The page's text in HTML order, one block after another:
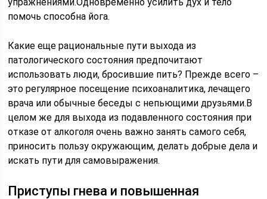
помочь способна йога.
Какие еще рациональные пути выхода из
патологического состояния предпочитают
использовать люди, бросившие пить? Прежде всего –
это регулярное посещение психоаналитика, лечащего
врача или обычные беседы с непьющими друзьями.В
целом же для выхода из подавленного состояния при
отказе от алкоголя очень важно занять самого себя,
приносить пользу окружающим, делать добрые дела и
искать пути для самовыражения.
Приступы гнева и повышенная